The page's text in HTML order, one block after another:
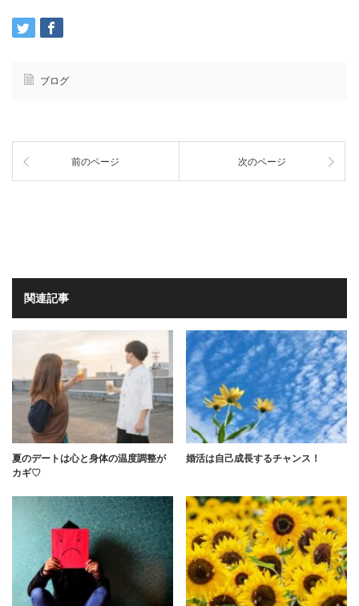
ブログ
前のページ 次のページ
関連記事
夏のデートは心と身体の温度調整が
カギ♡
婚活は自己成長するチャンス！